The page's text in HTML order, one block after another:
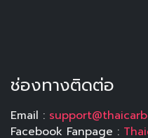
ช่องทางติดต่อ
Email :
Facebook Fanpage :